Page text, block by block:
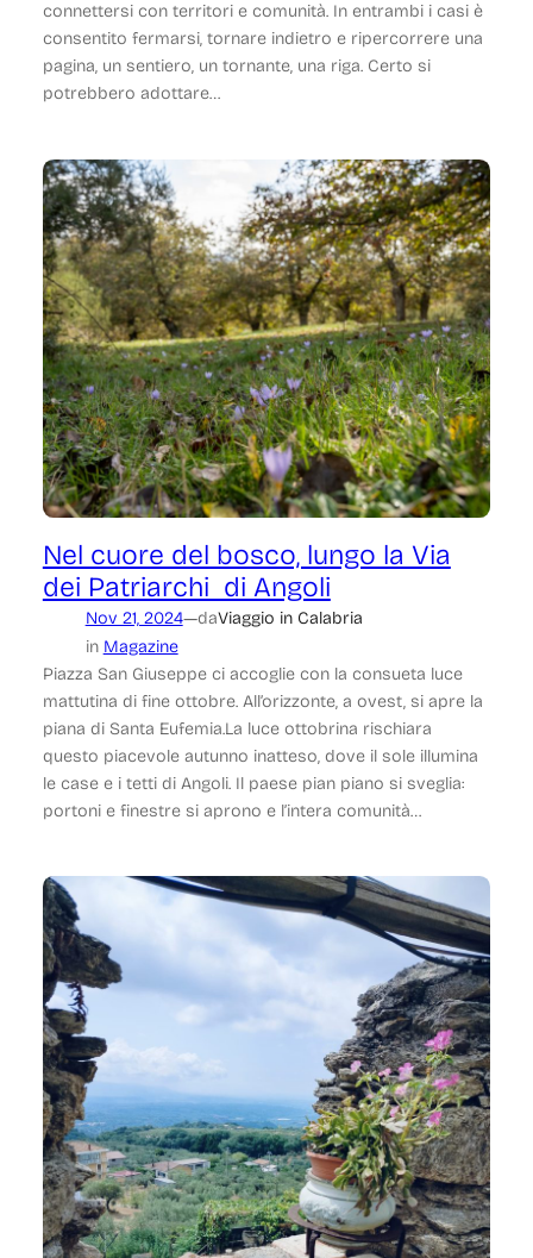
connettersi con territori e comunità. In entrambi i casi è
consentito fermarsi, tornare indietro e ripercorrere una
pagina, un sentiero, un tornante, una riga. Certo si
potrebbero adottare…
Nel cuore del bosco, lungo la Via
dei Patriarchi di Angoli
Nov 21, 2024—daViaggio in Calabria
in Magazine
Piazza San Giuseppe ci accoglie con la consueta luce
mattutina di fine ottobre. All’orizzonte, a ovest, si apre la
piana di Santa Eufemia.La luce ottobrina rischiara
questo piacevole autunno inatteso, dove il sole illumina
le case e i tetti di Angoli. Il paese pian piano si sveglia:
portoni e finestre si aprono e l’intera comunità…